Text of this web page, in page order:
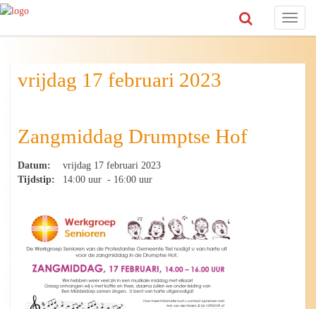
Toggle
vrijdag 17 februari 2023
Zangmiddag Drumptse Hof
Datum:
vrijdag 17 februari 2023
Tijdstip:
14:00 uur - 16:00 uur